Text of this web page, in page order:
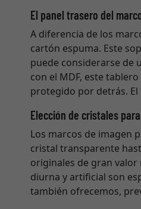
El panel trasero del
A diferencia de los
cartón espuma. Este
puede considerarse de
con el MDF, este
protegido por detrás.
Elección de cristales
Los marcos de imagen
cristal transparente
originales de gran valor
diurna y artificial son
también ofrecemos,